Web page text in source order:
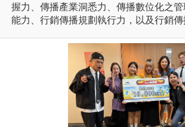
握力、傳播產業洞悉力、傳播數位化之
能力、行銷傳播規劃執行力，以及行銷傳